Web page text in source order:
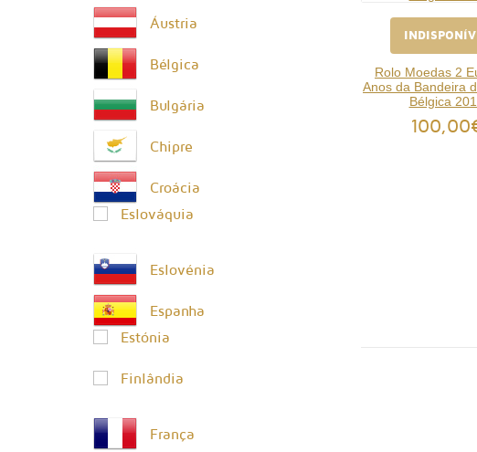
Áustria
Bélgica
Bulgária
Chipre
Croácia
Eslováquia
Eslovénia
Espanha
Estónia
Finlândia
França
Rolo Moedas 2
Anos da Bandeira
Bélgica